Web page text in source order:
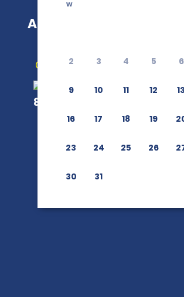
w
2 3 4 5 6
9 10 11 12 13
16 17 18 19
23 24 25 26
30 31
Aeroporto Internac. de
Como chegar